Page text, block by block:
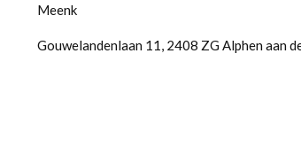
Meenk
Gouwelandenlaan 11, 2408 ZG Alphen aan